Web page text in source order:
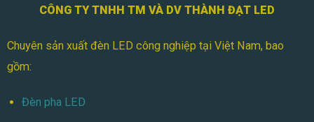
CÔNG TY TNHH TM VÀ DV THÀNH ĐẠT LED
Chuyên sản xuất đèn LED công nghiệp tại Việt Nam, bao
gồm:
Đèn pha LED